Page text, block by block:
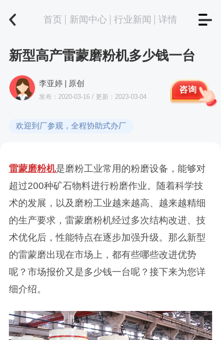
首页 新闻中心 行业新闻 详情
新型高产雷蒙磨粉机多少钱一台
李亚婷 | 原创
发布：2020-03-16 / 更新：2023-03-04
咨询
欢迎到厂参观，全程协助式办厂
雷蒙磨粉机是磨粉工业常用的粉磨设备，能够对
超过200种矿石物料进行粉磨作业。随着科学技
术的发展，以及磨粉工业越来越高、越来越精细
的生产要求，雷蒙磨粉机经过多次结构改进、技
术优化后，性能特点在逐步加强升级。那么新型
的雷蒙磨出现在市场上，都有些哪些改进优势
呢？市场报价又是多少钱一台呢？接下来为您详
细介绍。